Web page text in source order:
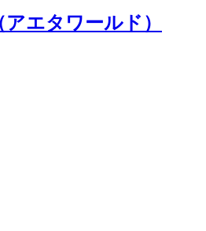
エタワールド）